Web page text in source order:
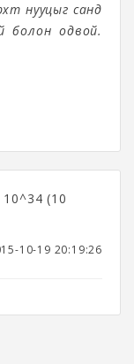
нууцыг санд
болон одвой.
(10
10-19 20:19:26